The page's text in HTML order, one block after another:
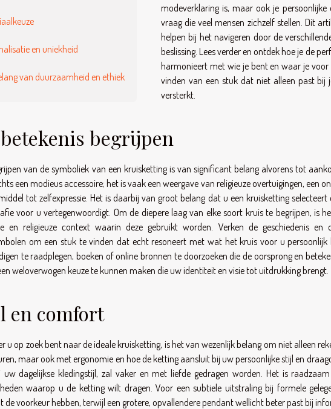
en uniekheid
van duurzaamheid en ethiek
modeverklaring is, maar ook je persoonlijke
vraag die veel mensen zichzelf stellen. Dit
helpen bij het navigeren door de
beslissing. Lees verder en ontdek hoe je de
harmonieert met wie je bent en waar je
vinden van een stuk dat niet alleen past
versterkt.
begrijpen
van de symboliek van een kruisketting is van significant belang alvorens tot
een modieus accessoire; het is vaak een weergave van religieuze overtuigingen, een
tot zelfexpressie. Het is daarbij van groot belang dat u een kruisketting
voor u vertegenwoordigt. Om de diepere laag van elke soort kruis te begrijpen, is
en religieuze context waarin deze gebruikt worden. Verken de geschiedenis en
om een stuk te vinden dat echt resoneert met wat het kruis voor u persoonlijk
te raadplegen, boeken of online bronnen te doorzoeken die de oorsprong en
weloverwogen keuze te kunnen maken die uw identiteit en visie tot uitdrukking brengt.
en comfort
u op zoek bent naar de ideale kruisketting, is het van wezenlijk belang om niet alleen
maar ook met ergonomie en hoe de ketting aansluit bij uw persoonlijke stijl en
dagelijkse kledingstijl, zal vaker en met liefde gedragen worden. Het is
waarop u de ketting wilt dragen. Voor een subtiele uitstraling bij formele
de voorkeur hebben, terwijl een grotere, opvallendere pendant wellicht beter past bij